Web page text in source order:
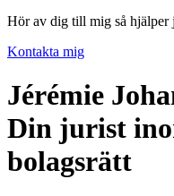
Hör av dig till mig så hjälper
Kontakta mig
Jérémie
Din jurist
bolagsrätt